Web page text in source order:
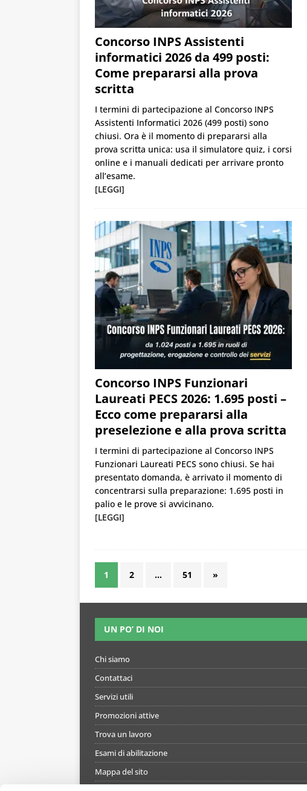
Concorso INPS Assistenti
informatici 2026 da 499 posti:
Come prepararsi alla prova
scritta
I termini di partecipazione al Concorso INPS
Assistenti Informatici 2026 (499 posti) sono
chiusi. Ora è il momento di prepararsi alla
prova scritta unica: usa il simulatore quiz, i corsi
online e i manuali dedicati per arrivare pronto
all’esame.
[LEGGI]
Concorso INPS Funzionari
Laureati PECS 2026: 1.695 posti –
Ecco come prepararsi alla
preselezione e alla prova scritta
I termini di partecipazione al Concorso INPS
Funzionari Laureati PECS sono chiusi. Se hai
presentato domanda, è arrivato il momento di
concentrarsi sulla preparazione: 1.695 posti in
palio e le prove si avvicinano.
[LEGGI]
1 2 … 51 »
UN PO’ DI NOI
Chi siamo
Contattaci
Servizi utili
Promozioni attive
Trova un lavoro
Esami di abilitazione
Mappa del sito